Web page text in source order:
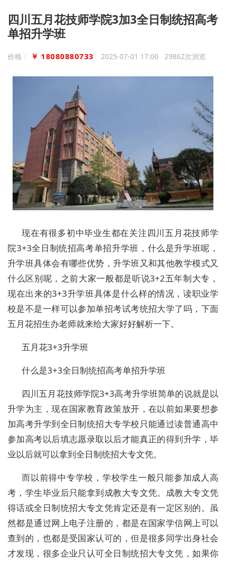
四川五月花技师学院3加3全日制统招高考
单招升学班
价格： ￥ 18080880733 2025-07-01 17:00 29862次浏览
现在有很多初中毕业生都在关注四川五月花技师学
院3+3全日制统招高考单招升学班，什么是升学班呢，
升学班具体会有哪些优势，升学班又和其他教学模式又
什么区别呢，之前大家一般都是听说3+2五年制大专，
现在出来的3+3升学班具体是什么样的情况，读职业学
校是不是一样可以参加单招考试考统招大学了吗，下面
五月花招生办老师就来给大家好好解析一下。
五月花3+3升学班
什么是3+3全日制统招高考单招升学班
四川五月花技师学院3+3高考升学班简单的说就是以
升学为主，现在国家教育政策放开，在以前如果要想参
加高考升学到全日制统招大专学校只能通过读普通高中
参加高考以后填志愿录取以后才能真正的得到升学，毕
业以后就可以拿到全日制统招大专文凭。
而以前得中专学校，学校学生一般只能参加成人高
考，学生毕业后只能拿到成教大专文凭。成教大专文凭
得话或全日制统招大专文凭肯定还是有一定区别的。虽
然都是通过网上电子注册的，都是在国家学信网上可以
查到的，也都是受国家认可的，但是很多同学出身社会
才发现，很多企业只认可全日制统招大专文凭，如果你